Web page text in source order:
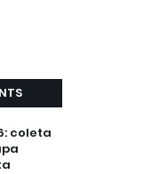
coleta